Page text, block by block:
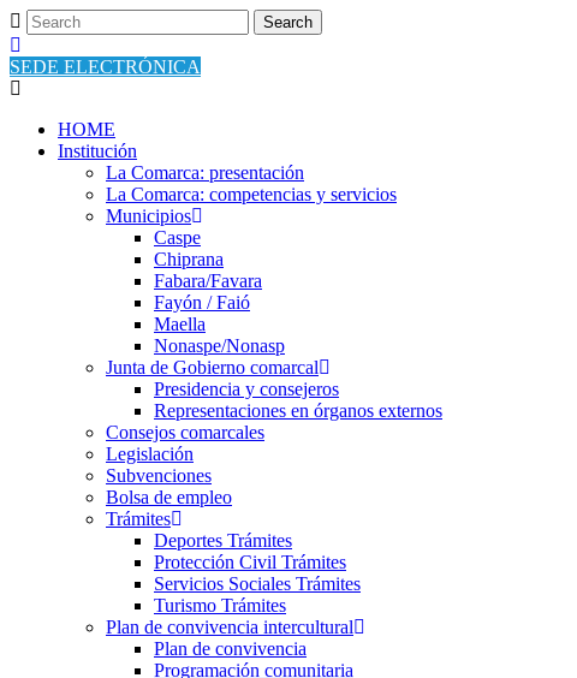
SEDE ELECTRÓNICA
HOME
Institución
La Comarca: presentación
La Comarca: competencias y servicios
Municipios
Caspe
Chiprana
Fabara/Favara
Fayón / Faió
Maella
Nonaspe/Nonasp
Junta de Gobierno comarcal
Presidencia y consejeros
Representaciones en órganos externos
Consejos comarcales
Legislación
Subvenciones
Bolsa de empleo
Trámites
Deportes Trámites
Protección Civil Trámites
Servicios Sociales Trámites
Turismo Trámites
Plan de convivencia intercultural
Plan de convivencia
Programación comunitaria